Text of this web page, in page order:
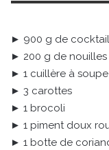
► 900 g de
► 200 g de nouilles
► 1 cuillère à soupe
► 3 carottes
► 1 brocoli
► 1 piment doux
► 1 botte de